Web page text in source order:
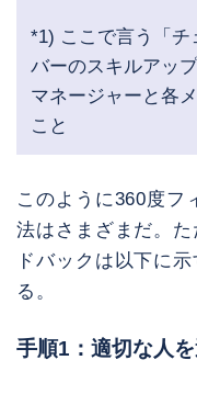
*1) ここで言う「チ
バーのスキルアッ
マネージャーと各
こと
このように360度フ
法はさまざまだ。
ドバックは以下に
る。
手順1：適切な人